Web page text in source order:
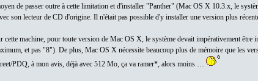
de passer outre à cette limitation et d'installer "Panther" (Mac OS X 10.3.x, le
son lecteur de CD d'origine. Il n'était pas possible d'y installer une version plus
cette machine, pour toute version de Mac OS X, le système devait impérativement
et pas "8"). De plus, Mac OS X nécessite beaucoup plus de mémoire que les
PDQ, à mon avis, déjà avec 512 Mo, ça va ramer*, alors moins …